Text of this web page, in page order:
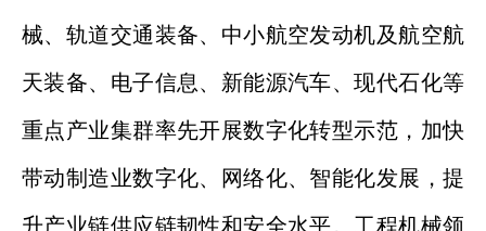
械、轨道交通装备、中小航空发动机及航空航
天装备、电子信息、新能源汽车、现代石化等
重点产业集群率先开展数字化转型示范，加快
带动制造业数字化、网络化、智能化发展，提
升产业链供应链韧性和安全水平。工程机械领